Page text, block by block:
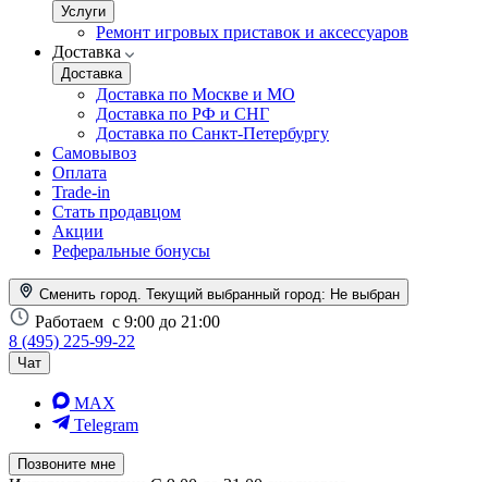
Услуги
Ремонт игровых приставок и аксессуаров
Доставка
Доставка
Доставка по Москве и МО
Доставка по РФ и СНГ
Доставка по Санкт-Петербургу
Самовывоз
Оплата
Trade-in
Стать продавцом
Акции
Реферальные бонусы
Сменить город. Текущий выбранный город: Не выбран
Работаем с 9:00 до 21:00
8 (495) 225-99-22
Чат
MAX
Telegram
Позвоните мне